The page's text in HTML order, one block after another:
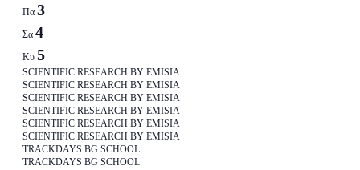
Πα 3
Σα 4
Κυ 5
30
Ιουνίου
SCIENTIFIC RESEARCH BY EMISIA
SCIENTIFIC RESEARCH BY EMISIA
1
Ιουλίου
SCIENTIFIC RESEARCH BY EMISIA
SCIENTIFIC RESEARCH BY EMISIA
2
Ιουλίου
SCIENTIFIC RESEARCH BY EMISIA
SCIENTIFIC RESEARCH BY EMISIA
4
Ιουλίου
TRACKDAYS BG SCHOOL
TRACKDAYS BG SCHOOL